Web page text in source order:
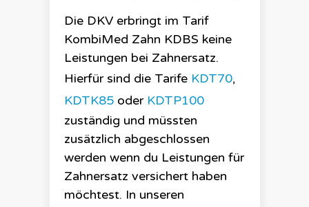
Die DKVerbringt im Tarif
KombiMed Zahn KDBS keine
Leistungen bei Zahnersatz.
Hierfür sind die Tarife KDT70,
KDTK85oder KDTP100
zuständig und müssten
zusätzlich abgeschlossen
werden wenn du Leistungen für
Zahnersatz versichert haben
möchtest. In unseren